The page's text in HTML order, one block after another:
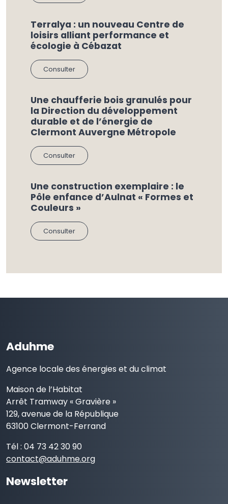
Terralya : un nouveau Centre de
loisirs alliant performance et
écologie à Cébazat
Consulter
Une chaufferie bois granulés pour
la Direction du développement
durable et de l’énergie de
Clermont Auvergne Métropole
Consulter
Une construction exemplaire : le
Pôle enfance d’Aulnat « Formes et
Couleurs »
Consulter
Aduhme
Agence locale des énergies et du climat
Maison de l’Habitat
Arrêt Tramway « Gravière »
129, avenue de la République
63100 Clermont-Ferrand
Tél : 04 73 42 30 90
contact@aduhme.org
Newsletter